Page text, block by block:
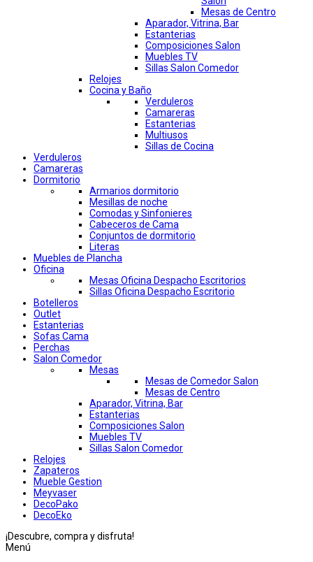
Mesas de Centro
Aparador, Vitrina, Bar
Estanterias
Composiciones Salon
Muebles TV
Sillas Salon Comedor
Relojes
Cocina y Baño
Verduleros
Camareras
Estanterias
Multiusos
Sillas de Cocina
Verduleros
Camareras
Dormitorio
Armarios dormitorio
Mesillas de noche
Comodas y Sinfonieres
Cabeceros de Cama
Conjuntos de dormitorio
Literas
Muebles de Plancha
Oficina
Mesas Oficina Despacho Escritorios
Sillas Oficina Despacho Escritorio
Botelleros
Outlet
Estanterias
Sofas Cama
Perchas
Salon Comedor
Mesas
Mesas de Comedor Salon
Mesas de Centro
Aparador, Vitrina, Bar
Estanterias
Composiciones Salon
Muebles TV
Sillas Salon Comedor
Relojes
Zapateros
Mueble Gestion
Meyvaser
DecoPako
DecoEko
¡Descubre, compra y disfruta!
Menú